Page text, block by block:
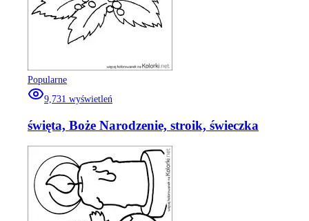
Popularne
9,731 wyświetleń
święta, Boże Narodzenie, stroik, świeczka